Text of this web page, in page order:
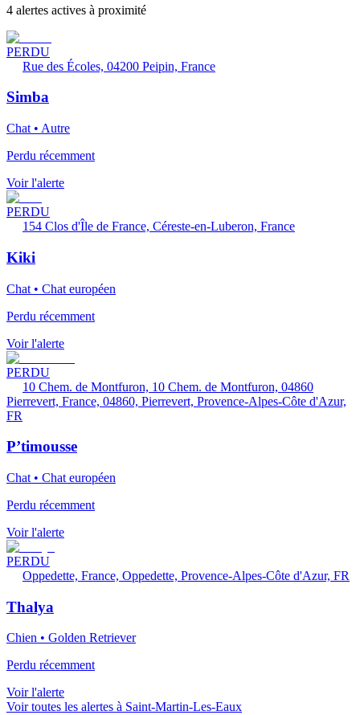
4 alertes actives à proximité
PERDU
Rue des Écoles, 04200 Peipin, France
Simba
Chat • Autre
Perdu récemment
Voir l'alerte
PERDU
154 Clos d'Île de France, Céreste-en-Luberon, France
Kiki
Chat • Chat européen
Perdu récemment
Voir l'alerte
PERDU
10 Chem. de Montfuron, 10 Chem. de Montfuron, 04860
Pierrevert, France, 04860, Pierrevert, Provence-Alpes-Côte d'Azur,
FR
P’timousse
Chat • Chat européen
Perdu récemment
Voir l'alerte
PERDU
Oppedette, France, Oppedette, Provence-Alpes-Côte d'Azur, FR
Thalya
Chien • Golden Retriever
Perdu récemment
Voir l'alerte
Voir toutes les alertes à Saint-Martin-Les-Eaux